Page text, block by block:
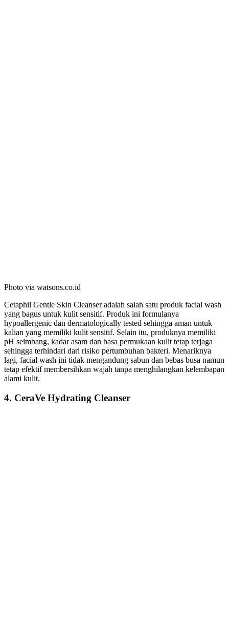
Photo via watsons.co.id
Cetaphil Gentle Skin Cleanser adalah salah satu produk facial wash
yang bagus untuk kulit sensitif. Produk ini formulanya
hypoallergenic dan dermatologically tested sehingga aman untuk
kalian yang memiliki kulit sensitif. Selain itu, produknya memiliki
pH seimbang, kadar asam dan basa permukaan kulit tetap terjaga
sehingga terhindari dari risiko pertumbuhan bakteri. Menariknya
lagi, facial wash ini tidak mengandung sabun dan bebas busa namun
tetap efektif membersihkan wajah tanpa menghilangkan kelembapan
alami kulit.
4. CeraVe Hydrating Cleanser